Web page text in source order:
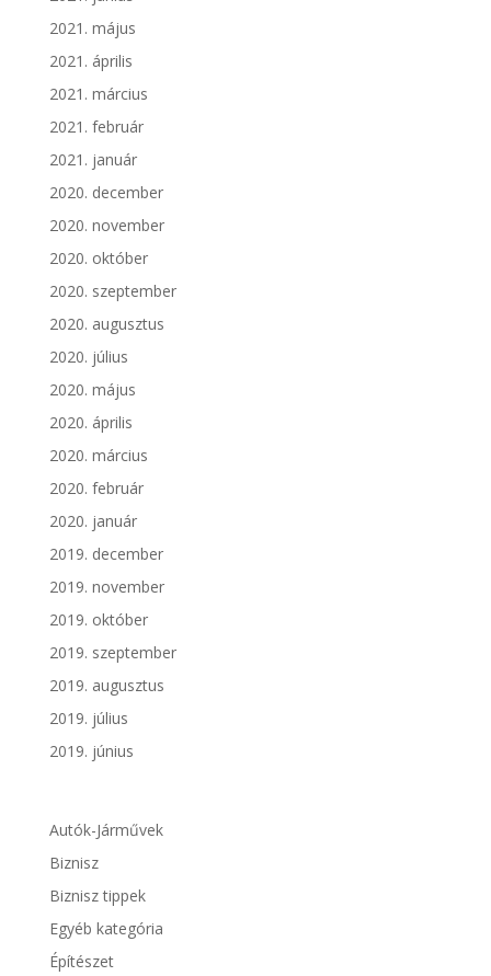
2021. május
2021. április
2021. március
2021. február
2021. január
2020. december
2020. november
2020. október
2020. szeptember
2020. augusztus
2020. július
2020. május
2020. április
2020. március
2020. február
2020. január
2019. december
2019. november
2019. október
2019. szeptember
2019. augusztus
2019. július
2019. június
Autók-Járművek
Biznisz
Biznisz tippek
Egyéb kategória
Építészet